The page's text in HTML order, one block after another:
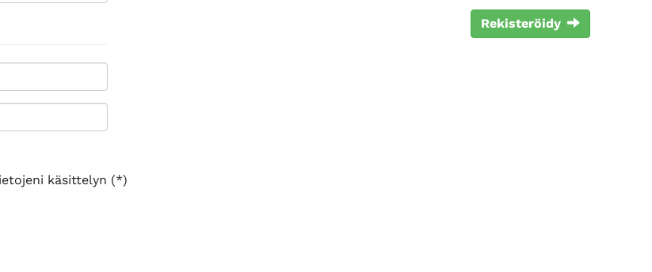
Rekisteröidy
käsittelyn (*)